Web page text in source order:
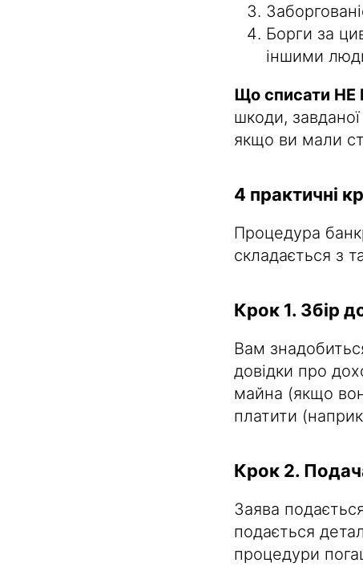
Борги за
іншими
Що списати
шкоди,
якщо ви мали
4 практичні
Процедура
складається з
Крок 1. Збір
Вам
довідки про
майна (якщо
платити
Крок 2.
Заява
подається
процедури